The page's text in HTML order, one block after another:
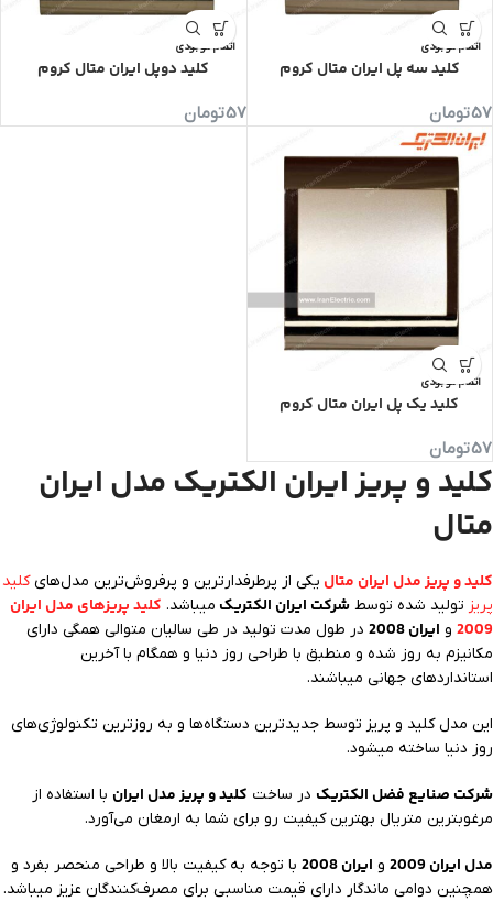
اتمام موجودی
کلید سه پل ایران متال کروم
57تومان
اتمام موجودی
کلید دوپل ایران متال کروم
57تومان
اتمام موجودی
کلید یک پل ایران متال کروم
57تومان
کلید و پریز ایران الکتریک مدل ایران
متال
کلید و پریز مدل ایران متال یکی از پرطرفدارترین و پرفروش‌ترین مدل‌هایکلید
پریز تولید شده توسط شرکت ایران الکتریک میباشد. کلید پریز‌های مدل ایران
2009 و ایران 2008
در طول مدت تولید در طی سالیان متوالی همگی دارای
مکانیزم به روز شده و منطبق با طراحی روز دنیا و همگام با آخرین
استانداردهای جهانی میباشند.
این مدل کلید و پریز توسط جدیدترین دستگاه‌ها و به روزترین تکنولوژی‌های
روز دنیا ساخته میشود.
شرکت صنایع فضل الکتریک در ساخت کلید و پریز مدل ایران با استفاده از
مرغوبترین متریال بهترین کیفیت رو برای شما به ارمغان می‌آورد.
مدل ایران 2009 و ایران 2008
با توجه به کیفیت بالا و طراحی منحصر بفرد و
همچنین دوامی ماندگار دارای قیمت مناسبی برای مصرف‌کنندگان عزیز میباشد.